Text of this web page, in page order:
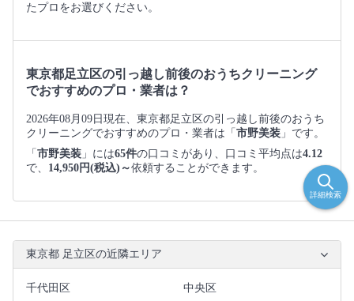
たプロをお選びください。
東京都足立区の引っ越し前後のおうちクリーニング
でおすすめのプロ・業者は？
2026年08月09日現在、東京都足立区の引っ越し前後のおうち
クリーニングでおすすめのプロ・業者は「 市野美装 」です。
「 市野美装 」には65件の口コミがあり、口コミ平均点は4.12
で、 14,950円(税込)～依頼することができます。
東京都 足立区の近隣エリア
千代田区 中央区
詳細検索